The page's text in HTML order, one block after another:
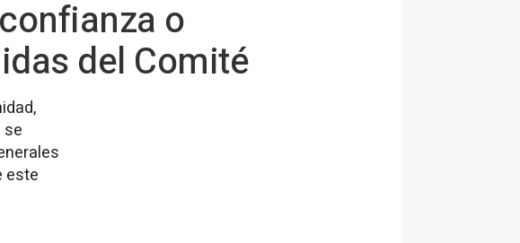
o
del Comité
se
este